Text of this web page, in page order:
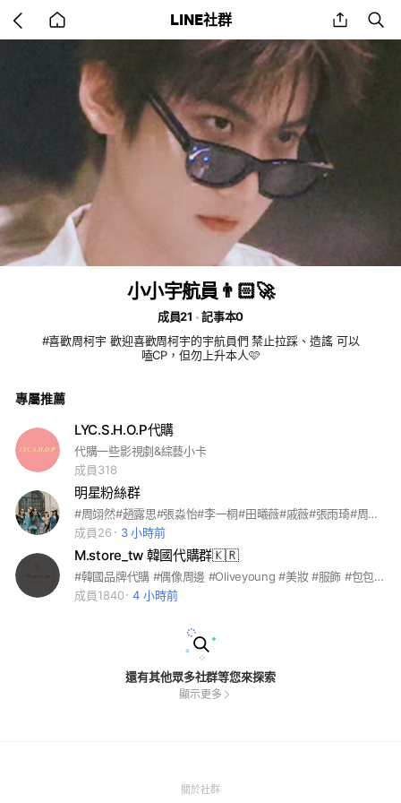
back
to
LINE社群 share
小小宇航員👨🏻‍🚀
成員21
記事本0
#喜歡周柯宇 歡迎喜歡周柯宇的宇航員們 禁止拉踩、造謠 可以
嗑CP，但勿上升本人🩷
專屬推薦
LYC.S.H.O.P代購
代購一些影視劇&綜藝小卡
成員318
明星粉絲群
#周翊然#趙露思#張淼怡#李一桐#田曦薇#戚薇#張雨琦#周柯宇#翟瀟聞#楊肸子#白敬亭#章若楠#王鶴棣#庄達菲#劉宇寧#白鹿#劉浩存#迪麗熱巴#白宇#楊冪#黃明昊#周深#李雪琴#彭昱暢#張碧晨#汪蘇瀧#虞書欣#丁禹兮#林一#祝緒丹#王赫野#王安宇#檀健次#姜之南#邊天揚#敖瑞鵬#孟子義#李昀銳#沈月#費啟鳴#陳哲遠#丁程鑫#馬嘉祺#張真源#宋亞軒#賀峻霖#嚴浩翔#劉耀文#朱志鑫#左航#蘇新皓#張極#張澤禹#張予曦#張凌赫#金靖#周筆暢#單依純#田栩寧#龔俊#陳星旭#馬伯騫#宋威龍#王玉雯#姚曉棠#周也#梓渝#王子奇#歐陽娣娣#董思成#畢雯珺#顏安#鞠婧禕#趙昭儀#范丞丞#楊紫#許凱#王楚然#官俊臣#張桂源#張函瑞#王櫓杰#王爍然#左奇函#陳奕恒#楊博文#楊涵博#張奕然#聶瑋辰#陳思罕#魏子宸#李煜東#陳浚銘#童禹坤#鄧佳鑫#穆祉丞#張子墨#黃朔#余宇涵#張峻豪
成員26
3 小時前
M.store_tw 韓國代購群🇰🇷
#韓國品牌代購 #偶像周邊 #Oliveyoung #美妝 #服飾 #包包 #韓國連線
成員1840
4 小時前
還有其他眾多社群等您來探索
顯示更多
關於社群(Open